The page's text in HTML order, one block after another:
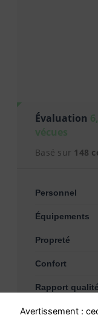
Évaluation
vécues
Basé sur 148
Personnel
Équipements
Propreté
Confort
Rapport
Situation
Avertissement :